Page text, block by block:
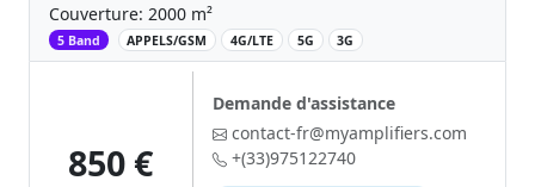
Couverture: 2000 m²
5 Band ‌ APPELS/GSM 4G/LTE 5G 3G
850 €
Demande d'assistance
contact-fr@myamplifiers.com
+(33)975122740